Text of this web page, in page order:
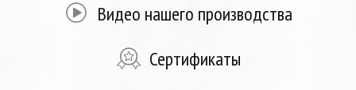
Видео нашего производства
Сертификаты